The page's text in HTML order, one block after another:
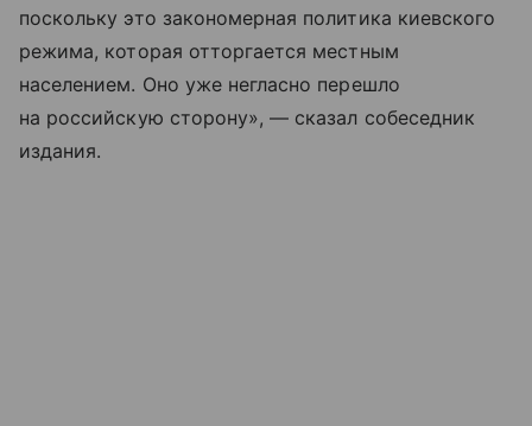
поскольку это закономерная политика киевского
режима, которая отторгается местным
населением. Оно уже негласно перешло
на российскую сторону», — сказал собеседник
издания.